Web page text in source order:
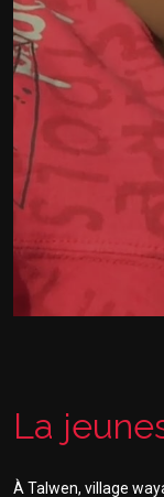
La
À Talwen, village